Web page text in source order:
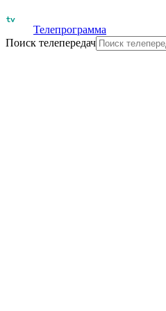
Телепрограмма
Поиск телепередач